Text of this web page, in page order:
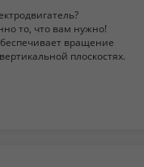
то, что вам нужно!
вращение
плоскостях.